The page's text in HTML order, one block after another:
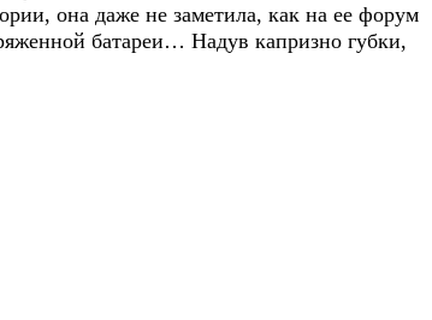
она даже не заметила, как на ее форум
батареи… Надув капризно губки,